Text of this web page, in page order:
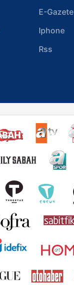
E-Gazete
Iphone
Rss